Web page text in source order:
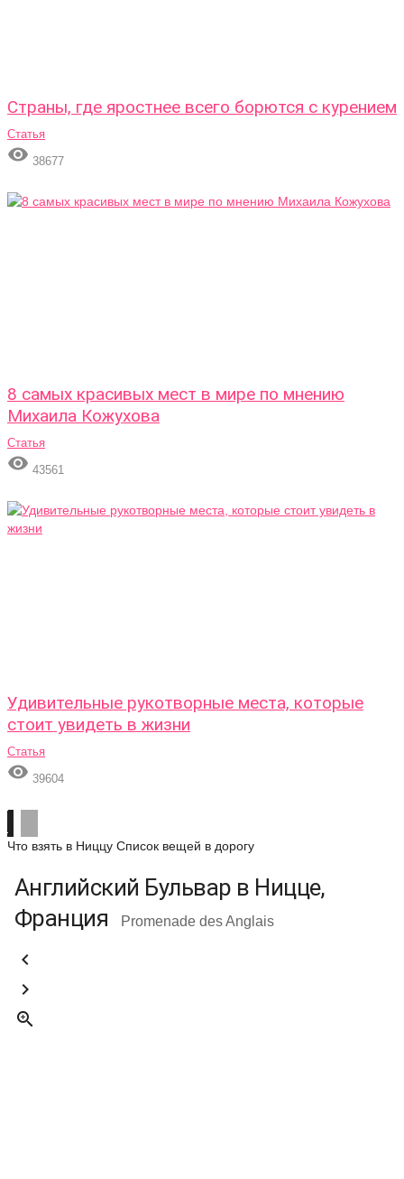
Страны, где яростнее всего борются с курением
Статья
 38677
8 самых красивых мест в мире по мнению
Михаила Кожухова
Статья
 43561
Удивительные рукотворные места, которые
стоит увидеть в жизни
Статья
 39604
Что взять в Ниццу Список вещей в дорогу
Английский Бульвар в Ницце,
Франция
Promenade des Anglais


